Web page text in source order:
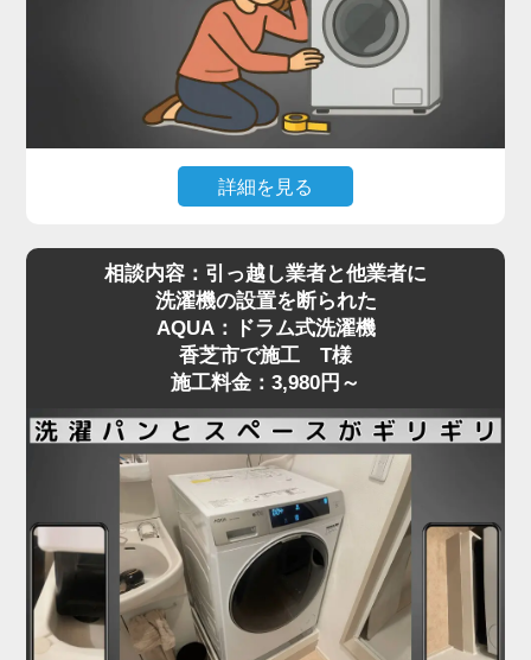
詳細を見る
される方が増えていますが、実際に届いてみると本
体が非常に重く、自力での移動や取り付けが難しい
と感じる方も多いようです。特に設置場所までの搬
入や、わずかな段差の乗り越え、排水や給水の接続
作業などは、専門知識がないと手に負えないケース
も少なくありません。
香芝市で施工をご依頼いただいたN様も、ネットで
購入したドラム式洗濯機を玄関先までは運べたもの
の、「重くて一人では設置場所まで動かせない」と
お困りでした。私たちは現地にて搬入から位置調
整、アジャスターの調整、水栓や排水の接続までを
一括で対応し、安心してご使用いただける状態に仕
相談内容：引っ越し業者と他業者に
洗濯機の設置を断られた
AQUA：ドラム式洗濯機
香芝市で施工 T様
施工料金：3,980円～